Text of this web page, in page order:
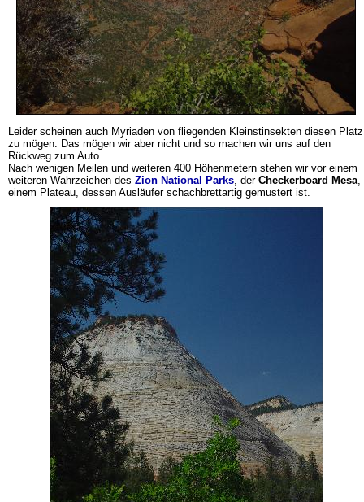
Leider scheinen auch Myriaden von fliegenden Kleinstinsekten diesen Platz
zu mögen. Das mögen wir aber nicht und so machen wir uns auf den
Rückweg zum Auto.
Nach wenigen Meilen und weiteren 400 Höhenmetern stehen wir vor einem
weiteren Wahrzeichen des Zion National Parks, der Checkerboard Mesa,
einem Plateau, dessen Ausläufer schachbrettartig gemustert ist.